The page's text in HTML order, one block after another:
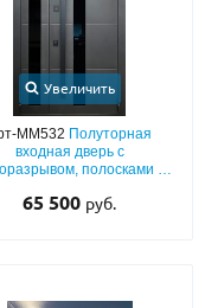
Увеличить
ММ532 Полуторная
входная дверь с
полосками на
муар, длинными
65 500 руб.